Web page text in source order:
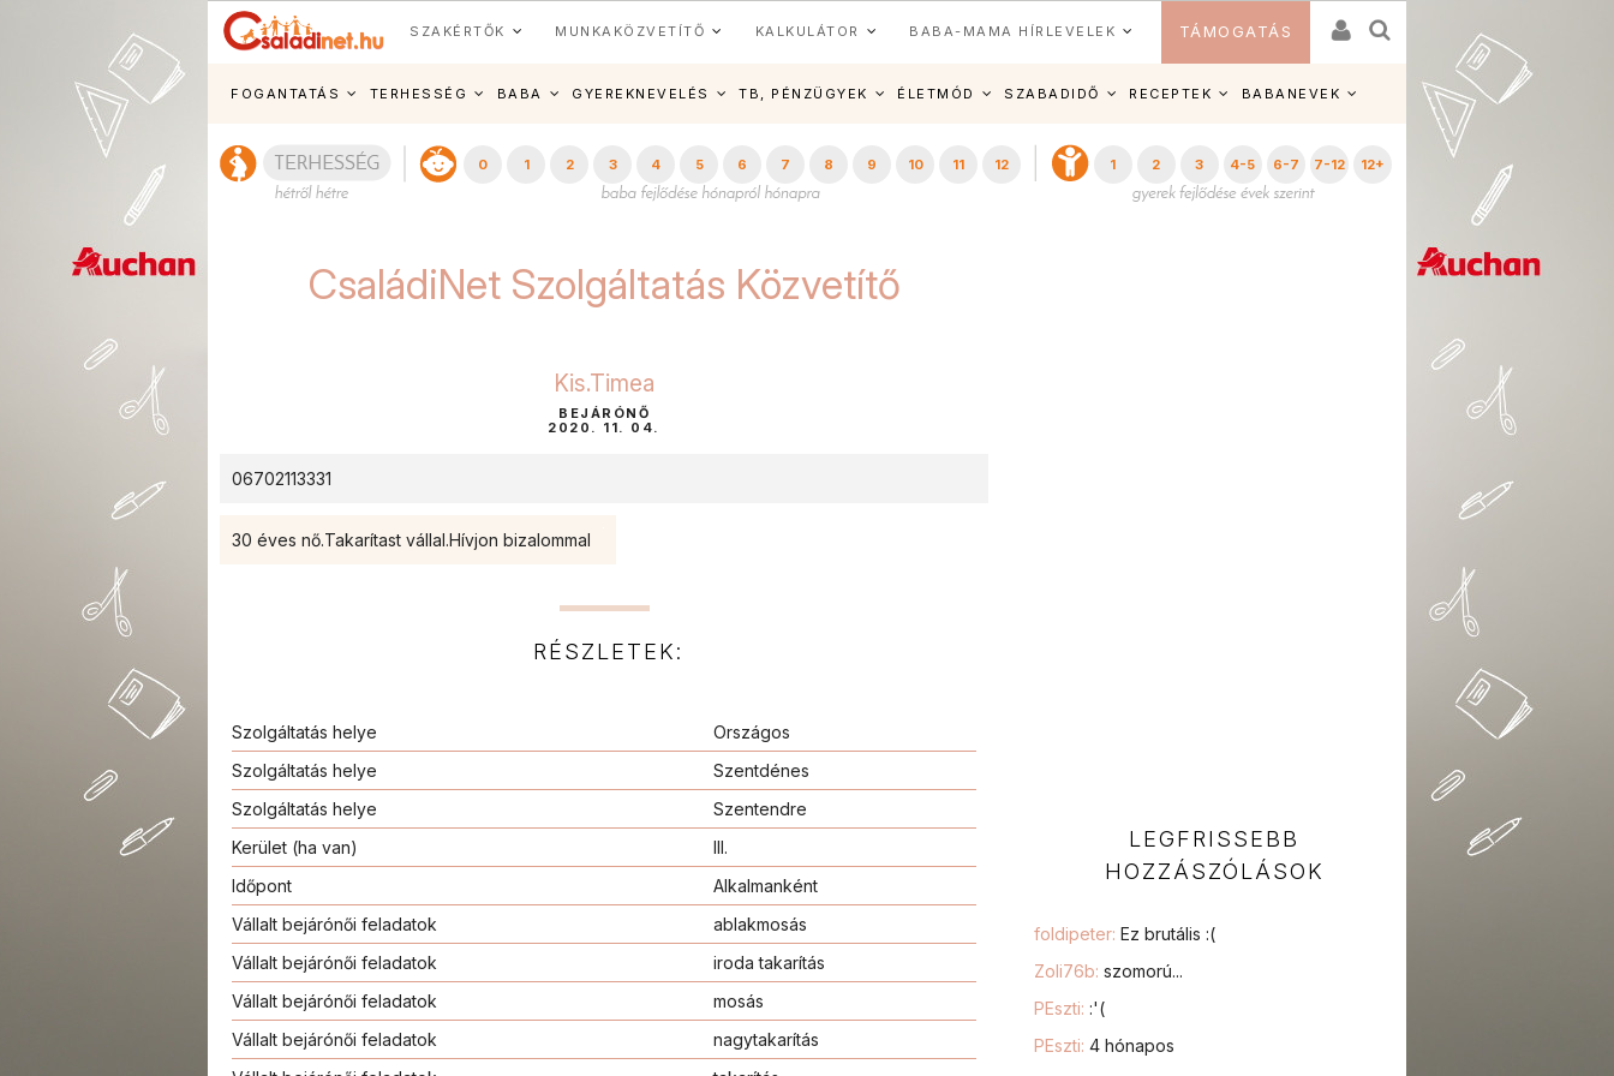
SZAKÉRTŐK MUNKAKÖZVETÍTŐ KALKULÁTOR BABA-MAMA HÍRLEVELEK TÁMOGATÁS
FOGANTATÁS TERHESSÉG BABA GYEREKNEVELÉS TB, PÉNZÜGYEK ÉLETMÓD SZABADIDŐ RECEPTEK BABANEVEK
0 1 2 3 4 5 6 7 8 9 10 11 12 1 2 3 4-5 6-7 7-12 12+
CsaládiNet Szolgáltatás Közvetítő
Kis.Timea
BEJÁRÓNŐ
2020. 11. 04.
06702113331
30 éves nő.Takarítast vállal.Hívjon bizalommal
RÉSZLETEK:
Szolgáltatás helye
Országos
Szolgáltatás helye
Szentdénes
Szolgáltatás helye
Szentendre
Kerület (ha van)
III.
Időpont
Alkalmanként
Vállalt bejárónői feladatok
ablakmosás
Vállalt bejárónői feladatok
iroda takarítás
Vállalt bejárónői feladatok
mosás
Vállalt bejárónői feladatok
nagytakarítás
LEGFRISSEBB
HOZZÁSZÓLÁSOK
foldipeter: Ez brutális :(
Zoli76b: szomorú...
PEszti: :'(
PEszti: 4 hónapos